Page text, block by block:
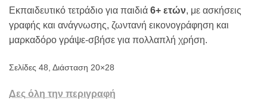
Εκπαιδευτικό τετράδιο για παιδιά 6+ ετών, με ασκήσεις
γραφής και ανάγνωσης, ζωντανή εικονογράφηση και
μαρκαδόρο γράψε-σβήσε για πολλαπλή χρήση.
Σελίδες 48, Διάσταση 20×28
Δες όλη την περιγραφή